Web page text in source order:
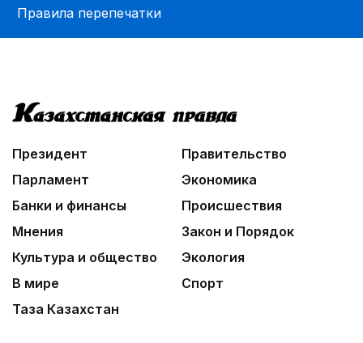
Правила перепечатки
Президент
Правительство
Парламент
Экономика
Банки и финансы
Происшествия
Мнения
Закон и Порядок
Культура и общество
Экология
В мире
Спорт
Таза Казахстан